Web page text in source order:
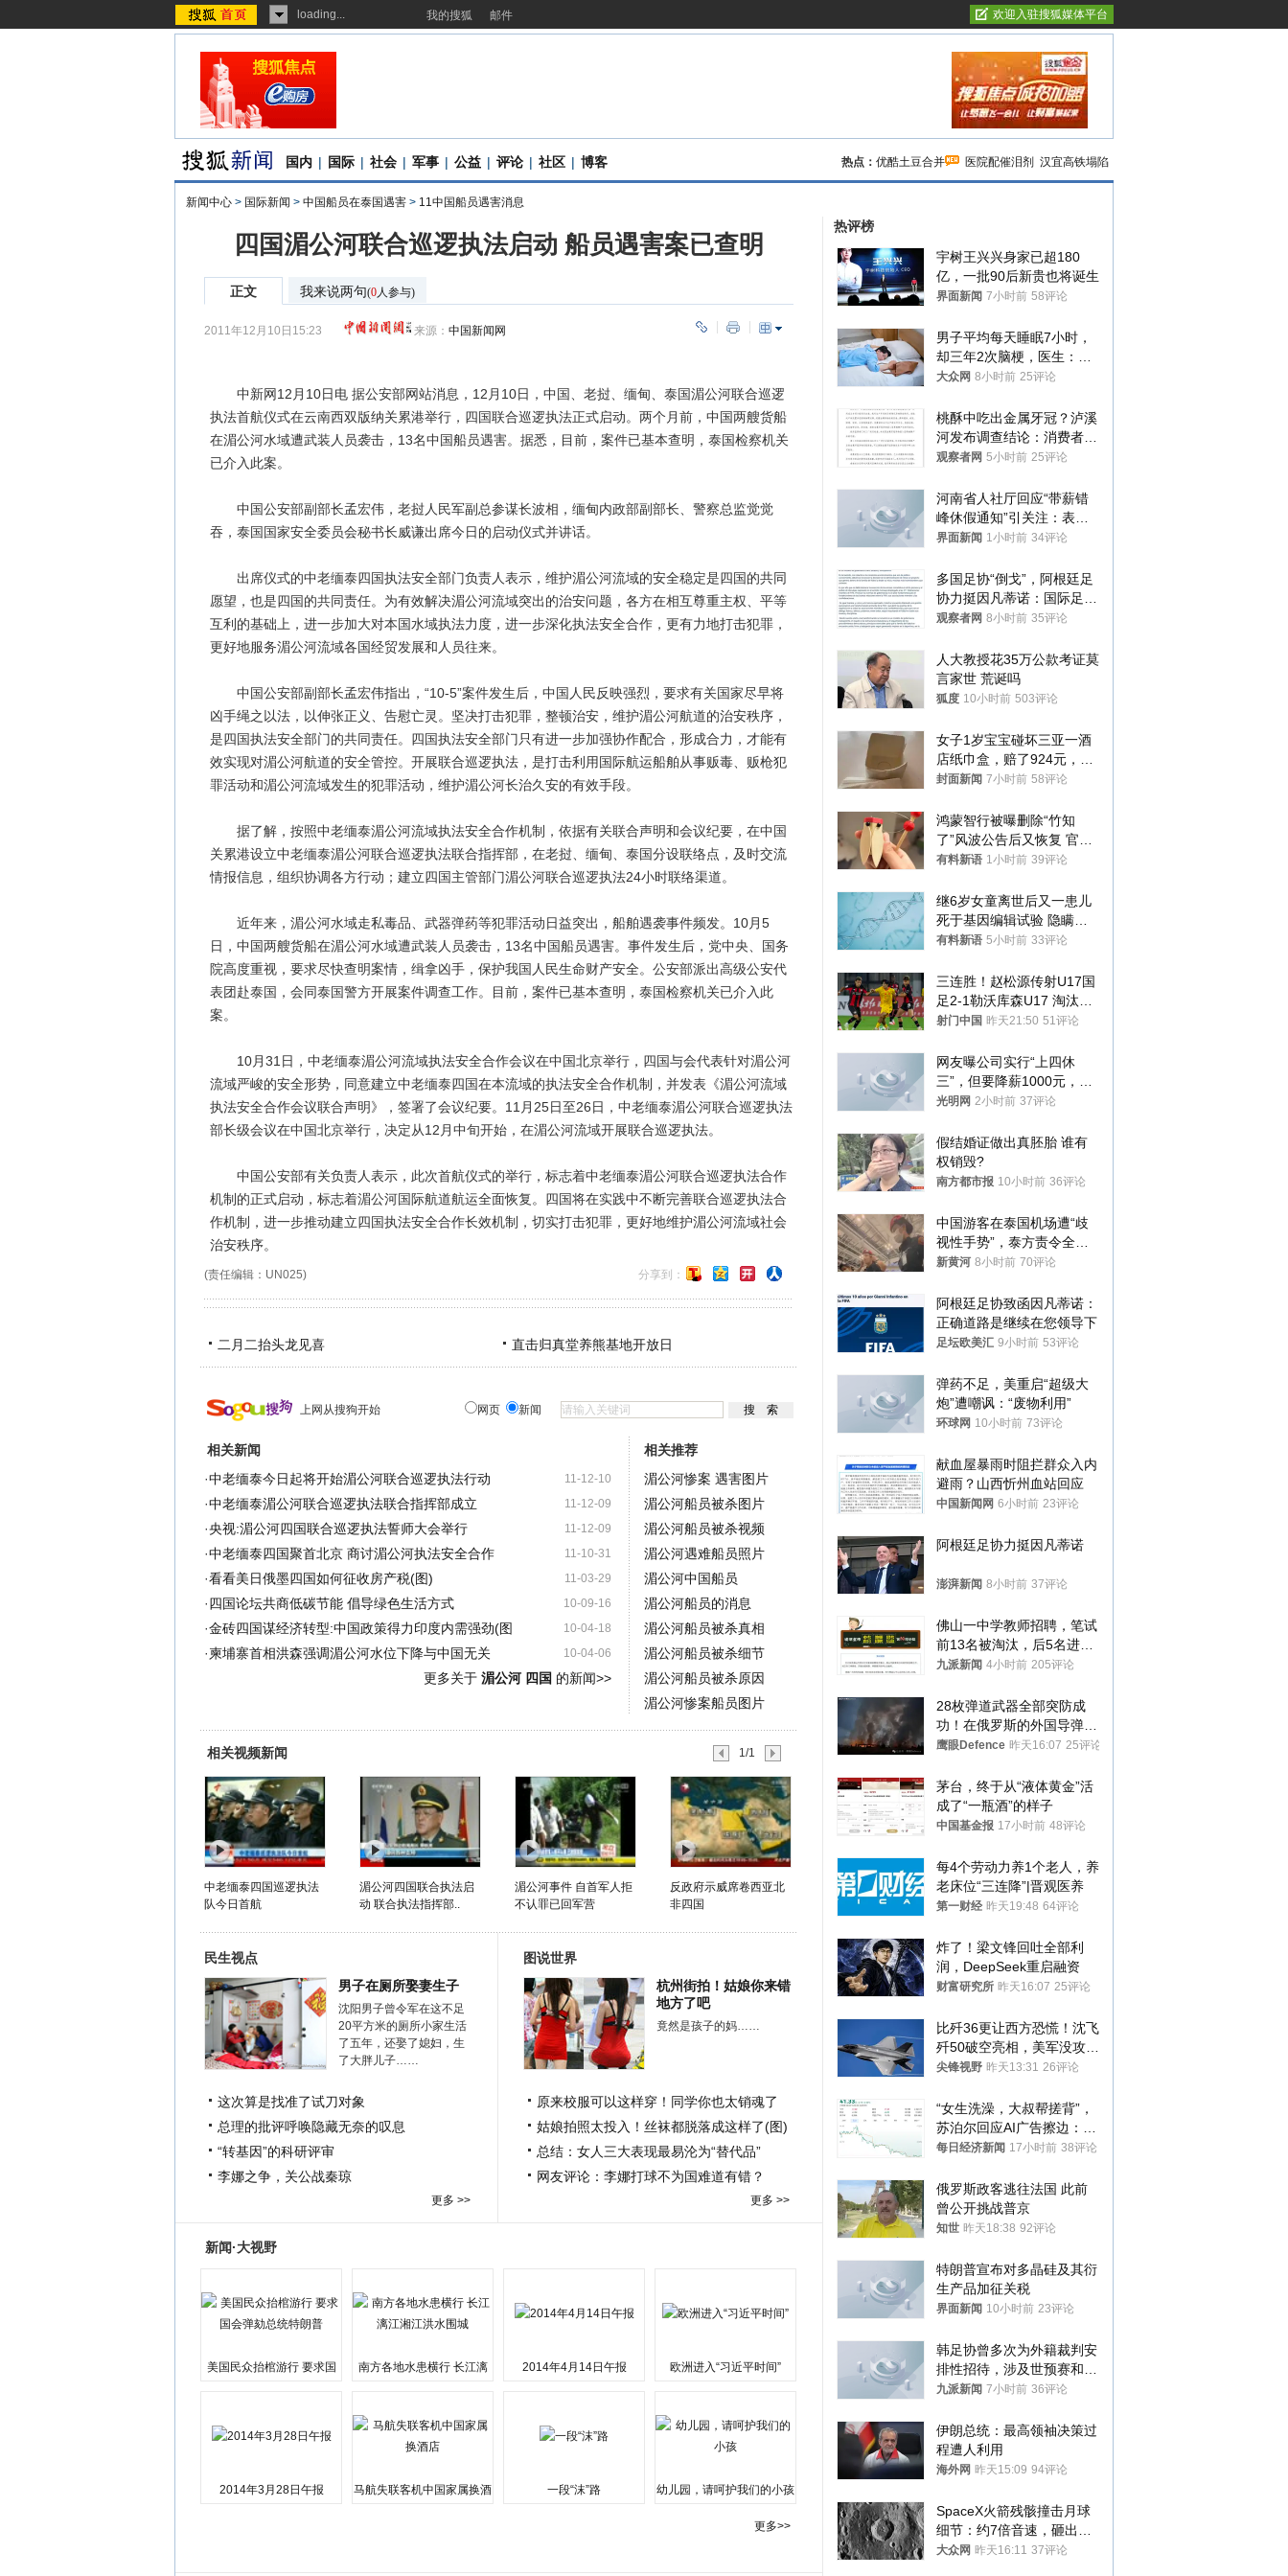
loading... 我的搜狐 邮件 欢迎入驻搜狐媒体平台
国内 | 国际 | 社会 | 军事 | 公益 | 评论 | 社区 | 博客 热点： 优酷土豆合并 医院配催泪剂 汉宜高铁塌陷
新闻中心 > 国际新闻 > 中国船员在泰国遇害 > 11中国船员遇害消息
四国湄公河联合巡逻执法启动 船员遇害案已查明
正文 我来说两句(0人参与)
2011年12月10日15:23 来源： 中国新闻网
中新网12月10日电 据公安部网站消息，12月10日，中国、老挝、缅甸、泰国湄公河联合巡逻
执法首航仪式在云南西双版纳关累港举行，四国联合巡逻执法正式启动。两个月前，中国两艘货船
在湄公河水域遭武装人员袭击，13名中国船员遇害。据悉，目前，案件已基本查明，泰国检察机关
已介入此案。
中国公安部副部长孟宏伟，老挝人民军副总参谋长波相，缅甸内政部副部长、警察总监觉觉
吞，泰国国家安全委员会秘书长威谦出席今日的启动仪式并讲话。
出席仪式的中老缅泰四国执法安全部门负责人表示，维护湄公河流域的安全稳定是四国的共同
愿望，也是四国的共同责任。为有效解决湄公河流域突出的治安问题，各方在相互尊重主权、平等
互利的基础上，进一步加大对本国水域执法力度，进一步深化执法安全合作，更有力地打击犯罪，
更好地服务湄公河流域各国经贸发展和人员往来。
中国公安部副部长孟宏伟指出，“10-5”案件发生后，中国人民反映强烈，要求有关国家尽早将
凶手绳之以法，以伸张正义、告慰亡灵。坚决打击犯罪，整顿治安，维护湄公河航道的治安秩序，
是四国执法安全部门的共同责任。四国执法安全部门只有进一步加强协作配合，形成合力，才能有
效实现对湄公河航道的安全管控。开展联合巡逻执法，是打击利用国际航运船舶从事贩毒、贩枪犯
罪活动和湄公河流域发生的犯罪活动，维护湄公河长治久安的有效手段。
据了解，按照中老缅泰湄公河流域执法安全合作机制，依据有关联合声明和会议纪要，在中国
关累港设立中老缅泰湄公河联合巡逻执法联合指挥部，在老挝、缅甸、泰国分设联络点，及时交流
情报信息，组织协调各方行动；建立四国主管部门湄公河联合巡逻执法24小时联络渠道。
近年来，湄公河水域走私毒品、武器弹药等犯罪活动日益突出，船舶遇袭事件频发。10月5
日，中国两艘货船在湄公河水域遭武装人员袭击，13名中国船员遇害。事件发生后，党中央、国务
院高度重视，要求尽快查明案情，缉拿凶手，保护我国人民生命财产安全。公安部派出高级公安代
表团赴泰国，会同泰国警方开展案件调查工作。目前，案件已基本查明，泰国检察机关已介入此
案。
10月31日，中老缅泰湄公河流域执法安全合作会议在中国北京举行，四国与会代表针对湄公河
流域严峻的安全形势，同意建立中老缅泰四国在本流域的执法安全合作机制，并发表《湄公河流域
执法安全合作会议联合声明》，签署了会议纪要。11月25日至26日，中老缅泰湄公河联合巡逻执法
部长级会议在中国北京举行，决定从12月中旬开始，在湄公河流域开展联合巡逻执法。
中国公安部有关负责人表示，此次首航仪式的举行，标志着中老缅泰湄公河联合巡逻执法合作
机制的正式启动，标志着湄公河国际航道航运全面恢复。四国将在实践中不断完善联合巡逻执法合
作机制，进一步推动建立四国执法安全合作长效机制，切实打击犯罪，更好地维护湄公河流域社会
治安秩序。
(责任编辑：UN025) 分享到：
二月二抬头龙见喜 直击归真堂养熊基地开放日
上网从搜狗开始 网页 新闻
相关新闻
11-12-10
·中老缅泰今日起将开始湄公河联合巡逻执法行动
11-12-09
·中老缅泰湄公河联合巡逻执法联合指挥部成立
11-12-09
·央视:湄公河四国联合巡逻执法誓师大会举行
11-10-31
·中老缅泰四国聚首北京 商讨湄公河执法安全合作
11-03-29
·看看美日俄墨四国如何征收房产税(图)
10-09-16
·四国论坛共商低碳节能 倡导绿色生活方式
10-04-18
·金砖四国谋经济转型:中国政策得力印度内需强劲(图
10-04-06
·柬埔寨首相洪森强调湄公河水位下降与中国无关
更多关于 湄公河 四国 的新闻>>
相关推荐
湄公河惨案 遇害图片
湄公河船员被杀图片
湄公河船员被杀视频
湄公河遇难船员照片
湄公河中国船员
湄公河船员的消息
湄公河船员被杀真相
湄公河船员被杀细节
湄公河船员被杀原因
湄公河惨案船员图片
相关视频新闻 1/1
中老缅泰四国巡逻执法
队今日首航
湄公河四国联合执法启
动 联合执法指挥部..
湄公河事件 自首军人拒
不认罪已回军营
反政府示威席卷西亚北
非四国
民生视点
男子在厕所娶妻生子
沈阳男子曾令军在这不足
20平方米的厕所小家生活
了五年，还娶了媳妇，生
了大胖儿子……
这次算是找准了试刀对象
总理的批评呼唤隐藏无奈的叹息
“转基因”的科研评审
李娜之争，关公战秦琼
更多 >>
图说世界
杭州街拍！姑娘你来错
地方了吧
竟然是孩子的妈……
原来校服可以这样穿！同学你也太销魂了
姑娘拍照太投入！丝袜都脱落成这样了(图)
总结：女人三大表现最易沦为“替代品”
网友评论：李娜打球不为国难道有错？
更多 >>
新闻·大视野
美国民众抬棺游行 要求国
南方各地水患横行 长江漓
2014年4月14日午报 欧洲进入“习近平时间”
2014年3月28日午报
马航失联客机中国家属换酒
一段“沫”路 幼儿园，请呵护我们的小孩
更多>>
热评榜
宇树王兴兴身家已超180
亿，一批90后新贵也将诞生
界面新闻 7小时前 58评论
男子平均每天睡眠7小时，
却三年2次脑梗，医生：这
样睡觉更伤身
大众网 8小时前 25评论
桃酥中吃出金属牙冠？泸溪
河发布调查结论：消费者已
澄清，所发视频情况不属实
观察者网 5小时前 25评论
河南省人社厅回应“带薪错
峰休假通知”引关注：表述
不够准确，待修改后印发
界面新闻 1小时前 34评论
多国足协“倒戈”，阿根廷足
协力挺因凡蒂诺：国际足联
今后应继续在其领导下前行
观察者网 8小时前 35评论
人大教授花35万公款考证莫
言家世 荒诞吗
狐度 10小时前 503评论
女子1岁宝宝碰坏三亚一酒
店纸巾盒，赔了924元，发
帖吐槽后酒店退还一半的
封面新闻 7小时前 58评论
鸿蒙智行被曝删除“竹知
了”风波公告后又恢复 官媒
曾力挺：劝华为要大度的，
有料新语 1小时前 39评论
继6岁女童离世后又一患儿
死于基因编辑试验 隐瞒一
年才对外披露
有料新语 5小时前 33评论
三连胜！赵松源传射U17国
足2-1勒沃库森U17 淘汰赛
将战河床
射门中国 昨天21:50 51评论
网友曝公司实行“上四休
三”，但要降薪1000元，不
接受只能辞职
光明网 2小时前 37评论
假结婚证做出真胚胎 谁有
权销毁?
南方都市报 10小时前 36评论
中国游客在泰国机场遭“歧
视性手势”，泰方责令全面
调查，对责任人采取最严厉
新黄河 8小时前 70评论
阿根廷足协致函因凡蒂诺：
正确道路是继续在您领导下
足坛欧美汇 9小时前 53评论
弹药不足，美重启“超级大
炮”遭嘲讽：“废物利用”
环球网 10小时前 73评论
献血屋暴雨时阻拦群众入内
避雨？山西忻州血站回应
中国新闻网 6小时前 23评论
阿根廷足协力挺因凡蒂诺
澎湃新闻 8小时前 37评论
佛山一中学教师招聘，笔试
前13名被淘汰，后5名进体
检，被疑萝卜岗，官方通
九派新闻 4小时前 205评论
28枚弹道武器全部突防成
功！在俄罗斯的外国导弹发
射车都是合法打击目标
鹰眼Defence 昨天16:07 25评论
茅台，终于从“液体黄金”活
成了“一瓶酒”的样子
中国基金报 17小时前 48评论
每4个劳动力养1个老人，养
老床位“三连降”|晋观医养
第一财经 昨天19:48 64评论
炸了！梁文锋回吐全部利
润，DeepSeek重启融资
财富研究所 昨天16:07 25评论
比歼36更让西方恐慌！沈飞
歼50破空亮相，美军没攻克
的技术被拿下
尖锋视野 昨天13:31 26评论
“女生洗澡，大叔帮搓背”，
苏泊尔回应AI广告擦边：视
频全下架，已强化内容管理
每日经济新闻 17小时前 38评论
俄罗斯政客逃往法国 此前
曾公开挑战普京
知世 昨天18:38 92评论
特朗普宣布对多晶硅及其衍
生产品加征关税
界面新闻 10小时前 23评论
韩足协曾多次为外籍裁判安
排性招待，涉及世预赛和奥
预赛，韩足协回应
九派新闻 7小时前 36评论
伊朗总统：最高领袖决策过
程遭人利用
海外网 昨天15:09 94评论
SpaceX火箭残骸撞击月球
细节：约7倍音速，砸出直
径约30米撞击坑
大众网 昨天16:11 37评论